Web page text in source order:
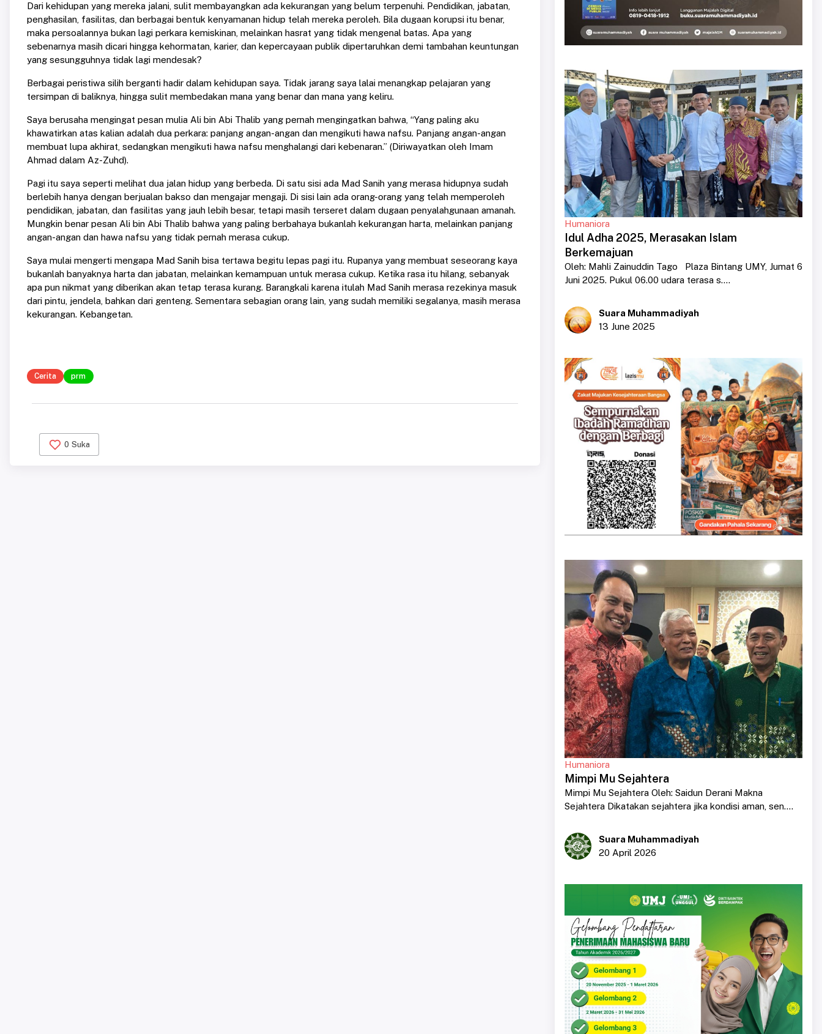
Dari kehidupan yang mereka jalani, sulit membayangkan ada kekurangan yang belum terpenuhi. Pendidikan, jabatan,
penghasilan, fasilitas, dan berbagai bentuk kenyamanan hidup telah mereka peroleh. Bila dugaan korupsi itu benar,
maka persoalannya bukan lagi perkara kemiskinan, melainkan hasrat yang tidak mengenal batas. Apa yang
sebenarnya masih dicari hingga kehormatan, karier, dan kepercayaan publik dipertaruhkan demi tambahan keuntungan
yang sesungguhnya tidak lagi mendesak?
Berbagai peristiwa silih berganti hadir dalam kehidupan saya. Tidak jarang saya lalai menangkap pelajaran yang
tersimpan di baliknya, hingga sulit membedakan mana yang benar dan mana yang keliru.
Saya berusaha mengingat pesan mulia Ali bin Abi Thalib yang pernah mengingatkan bahwa, “Yang paling aku
khawatirkan atas kalian adalah dua perkara: panjang angan-angan dan mengikuti hawa nafsu. Panjang angan-angan
membuat lupa akhirat, sedangkan mengikuti hawa nafsu menghalangi dari kebenaran.” (Diriwayatkan oleh Imam
Ahmad dalam Az-Zuhd).
Pagi itu saya seperti melihat dua jalan hidup yang berbeda. Di satu sisi ada Mad Sanih yang merasa hidupnya sudah
berlebih hanya dengan berjualan bakso dan mengajar mengaji. Di sisi lain ada orang-orang yang telah memperoleh
pendidikan, jabatan, dan fasilitas yang jauh lebih besar, tetapi masih terseret dalam dugaan penyalahgunaan amanah.
Mungkin benar pesan Ali bin Abi Thalib bahwa yang paling berbahaya bukanlah kekurangan harta, melainkan panjang
angan-angan dan hawa nafsu yang tidak pernah merasa cukup.
Saya mulai mengerti mengapa Mad Sanih bisa tertawa begitu lepas pagi itu. Rupanya yang membuat seseorang kaya
bukanlah banyaknya harta dan jabatan, melainkan kemampuan untuk merasa cukup. Ketika rasa itu hilang, sebanyak
apa pun nikmat yang diberikan akan tetap terasa kurang. Barangkali karena itulah Mad Sanih merasa rezekinya masuk
dari pintu, jendela, bahkan dari genteng. Sementara sebagian orang lain, yang sudah memiliki segalanya, masih merasa
kekurangan. Kebangetan.
Cerita prm
0 Suka
Humaniora
Idul Adha 2025, Merasakan Islam
Berkemajuan
Oleh: Mahli Zainuddin Tago Plaza Bintang UMY, Jumat 6
Juni 2025. Pukul 06.00 udara terasa s....
Suara Muhammadiyah
13 June 2025
Humaniora
Mimpi Mu Sejahtera
Mimpi Mu Sejahtera Oleh: Saidun Derani Makna
Sejahtera Dikatakan sejahtera jika kondisi aman, sen....
Suara Muhammadiyah
20 April 2026